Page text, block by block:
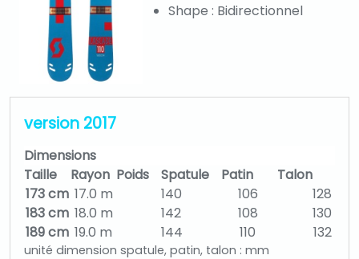
Shape : Bidirectionnel
version 2017
Dimensions
Taille
Rayon Poids Spatule Patin
Talon
173 cm 17.0 m 140 106
128
183 cm 18.0 m 142 108
130
189 cm 19.0 m 144 110 132
unité dimension spatule, patin, talon : mm